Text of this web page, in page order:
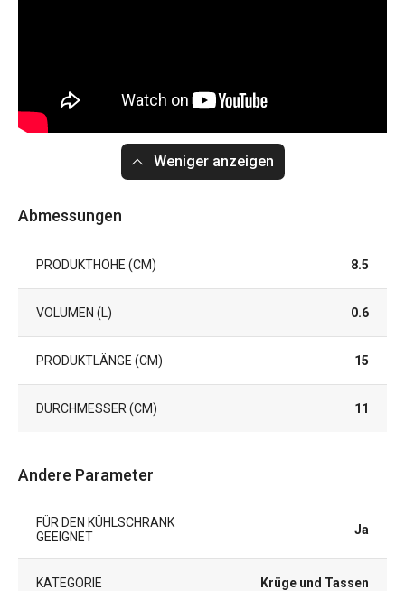
Weniger anzeigen
Abmessungen
PRODUKTHÖHE (CM) 8.5
VOLUMEN (L) 0.6
PRODUKTLÄNGE (CM) 15
DURCHMESSER (CM) 11
Andere Parameter
FÜR DEN KÜHLSCHRANK
GEEIGNET
Ja
KATEGORIE Krüge und Tassen